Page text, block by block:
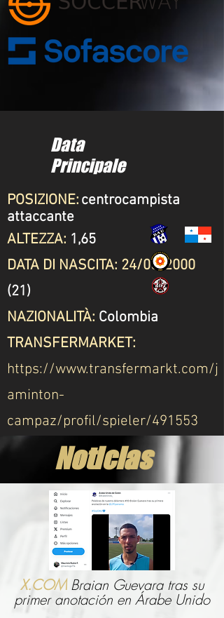
Data
Principale
POSIZIONE: centrocampista
attaccante
ALTEZZA: 1,65
DATA DI NASCITA: 24/05/2000
(21)
NAZIONALITÀ: Colombia
TRANSFERMARKET:
https://www.transfermarkt.com/j
aminton-
campaz/profil/spieler/491553
Noticias
X.COM Braian Guevara tras su
primer anotación en Árabe Unido